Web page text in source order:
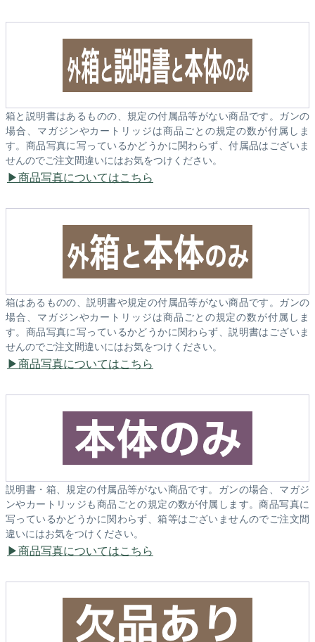
箱と説明書はあるものの、規定の付属品等がない商品です。ガンの
場合、マガジンやカートリッジは商品ごとの規定の数が付属しま
す。商品写真に写っているかどうかに関わらず、付属品はございま
せんのでご注文間違いにはお気をつけください。
商品写真についてはこちら
箱はあるものの、説明書や規定の付属品等がない商品です。ガンの
場合、マガジンやカートリッジは商品ごとの規定の数が付属しま
す。商品写真に写っているかどうかに関わらず、説明書はございま
せんのでご注文間違いにはお気をつけください。
商品写真についてはこちら
説明書・箱、規定の付属品等がない商品です。ガンの場合、マガジ
ンやカートリッジも商品ごとの規定の数が付属します。商品写真に
写っているかどうかに関わらず、箱等はございませんのでご注文間
違いにはお気をつけください。
商品写真についてはこちら